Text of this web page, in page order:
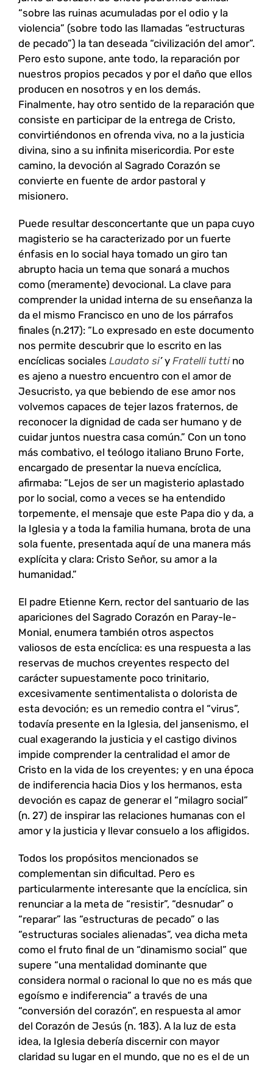
“sobre las ruinas acumuladas por el odio y la
violencia” (sobre todo las llamadas “estructuras
de pecado”) la tan deseada “civilización del amor”.
Pero esto supone, ante todo, la reparación por
nuestros propios pecados y por el daño que ellos
producen en nosotros y en los demás.
Finalmente, hay otro sentido de la reparación que
consiste en participar de la entrega de Cristo,
convirtiéndonos en ofrenda viva, no a la justicia
divina, sino a su infinita misericordia. Por este
camino, la devoción al Sagrado Corazón se
convierte en fuente de ardor pastoral y
misionero.
Puede resultar desconcertante que un papa cuyo
magisterio se ha caracterizado por un fuerte
énfasis en lo social haya tomado un giro tan
abrupto hacia un tema que sonará a muchos
como (meramente) devocional. La clave para
comprender la unidad interna de su enseñanza la
da el mismo Francisco en uno de los párrafos
finales (n.217): “Lo expresado en este documento
nos permite descubrir que lo escrito en las
encíclicas sociales Laudato si’y Fratelli tuttino
es ajeno a nuestro encuentro con el amor de
Jesucristo, ya que bebiendo de ese amor nos
volvemos capaces de tejer lazos fraternos, de
reconocer la dignidad de cada ser humano y de
cuidar juntos nuestra casa común.” Con un tono
más combativo, el teólogo italiano Bruno Forte,
encargado de presentar la nueva encíclica,
afirmaba: “Lejos de ser un magisterio aplastado
por lo social, como a veces se ha entendido
torpemente, el mensaje que este Papa dio y da, a
la Iglesia y a toda la familia humana, brota de una
sola fuente, presentada aquí de una manera más
explícita y clara: Cristo Señor, su amor a la
humanidad.”
El padre Etienne Kern, rector del santuario de las
apariciones del Sagrado Corazón en Paray-le-
Monial, enumera también otros aspectos
valiosos de esta encíclica: es una respuesta a las
reservas de muchos creyentes respecto del
carácter supuestamente poco trinitario,
excesivamente sentimentalista o dolorista de
esta devoción; es un remedio contra el “virus”,
todavía presente en la Iglesia, del jansenismo, el
cual exagerando la justicia y el castigo divinos
impide comprender la centralidad el amor de
Cristo en la vida de los creyentes; y en una época
de indiferencia hacia Dios y los hermanos, esta
devoción es capaz de generar el “milagro social”
(n. 27) de inspirar las relaciones humanas con el
amor y la justicia y llevar consuelo a los afligidos.
Todos los propósitos mencionados se
complementan sin dificultad. Pero es
particularmente interesante que la encíclica, sin
renunciar a la meta de “resistir”, “desnudar” o
“reparar” las “estructuras de pecado” o las
“estructuras sociales alienadas”, vea dicha meta
como el fruto final de un “dinamismo social” que
supere “una mentalidad dominante que
considera normal o racional lo que no es más que
egoísmo e indiferencia” a través de una
“conversión del corazón”, en respuesta al amor
del Corazón de Jesús (n. 183). A la luz de esta
idea, la Iglesia debería discernir con mayor
claridad su lugar en el mundo, que no es el de un